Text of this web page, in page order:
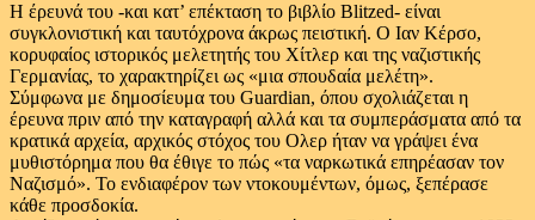
Η έρευνά του -και κατ’ επέκταση το βιβλίο Blitzed- είναι
συγκλονιστική και ταυτόχρονα άκρως πειστική. Ο Ιαν Κέρσο,
κορυφαίος ιστορικός μελετητής του Χίτλερ και της ναζιστικής
Γερμανίας, το χαρακτηρίζει ως «μια σπουδαία μελέτη».
Σύμφωνα με δημοσίευμα του Guardian, όπου σχολιάζεται η
έρευνα πριν από την καταγραφή αλλά και τα συμπεράσματα από τα
κρατικά αρχεία, αρχικός στόχος του Ολερ ήταν να γράψει ένα
μυθιστόρημα που θα έθιγε το πώς «τα ναρκωτικά επηρέασαν τον
Ναζισμό». Το ενδιαφέρον των ντοκουμέντων, όμως, ξεπέρασε
κάθε προσδοκία.